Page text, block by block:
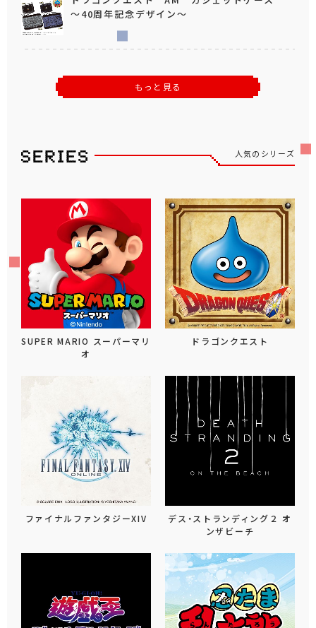
～40周年記念デザイン～
もっと見る
人気のシリーズ
SUPER MARIO スーパーマリ
オ
ドラゴンクエスト
ファイナルファンタジーXIV
デス・ストランディング２ オ
ンザビーチ